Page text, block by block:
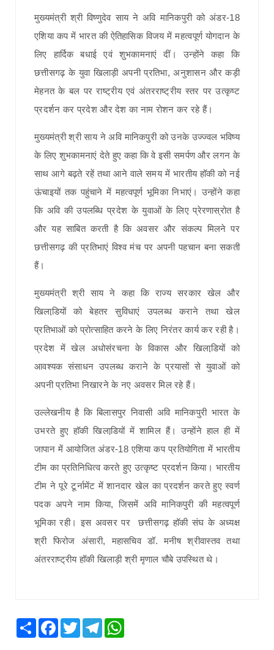
मुख्यमंत्री श्री विष्णुदेव साय ने अवि मानिकपुरी को अंडर-18
एशिया कप में भारत की ऐतिहासिक विजय में महत्वपूर्ण योगदान के
लिए हार्दिक बधाई एवं शुभकामनाएं दीं। उन्होंने कहा कि
छत्तीसगढ़ के युवा खिलाड़ी अपनी प्रतिभा, अनुशासन और कड़ी
मेहनत के बल पर राष्ट्रीय एवं अंतरराष्ट्रीय स्तर पर उत्कृष्ट
प्रदर्शन कर प्रदेश और देश का नाम रोशन कर रहे हैं।
मुख्यमंत्री श्री साय ने अवि मानिकपुरी को उनके उज्ज्वल भविष्य
के लिए शुभकामनाएं देते हुए कहा कि वे इसी समर्पण और लगन के
साथ आगे बढ़ते रहें तथा आने वाले समय में भारतीय हॉकी को नई
ऊंचाइयों तक पहुंचाने में महत्वपूर्ण भूमिका निभाएं। उन्होंने कहा
कि अवि की उपलब्धि प्रदेश के युवाओं के लिए प्रेरणास्रोत है
और यह साबित करती है कि अवसर और संकल्प मिलने पर
छत्तीसगढ़ की प्रतिभाएं विश्व मंच पर अपनी पहचान बना सकती
हैं।
मुख्यमंत्री श्री साय ने कहा कि राज्य सरकार खेल और
खिलाडि़यों को बेहतर सुविधाएं उपलब्ध कराने तथा खेल
प्रतिभाओं को प्रोत्साहित करने के लिए निरंतर कार्य कर रही है।
प्रदेश में खेल अधोसंरचना के विकास और खिलाडि़यों को
आवश्यक संसाधन उपलब्ध कराने के प्रयासों से युवाओं को
अपनी प्रतिभा निखारने के नए अवसर मिल रहे हैं।
उल्लेखनीय है कि बिलासपुर निवासी अवि मानिकपुरी भारत के
उभरते हुए हॉकी खिलाडि़यों में शामिल हैं। उन्होंने हाल ही में
जापान में आयोजित अंडर-18 एशिया कप प्रतियोगिता में भारतीय
टीम का प्रतिनिधित्व करते हुए उत्कृष्ट प्रदर्शन किया। भारतीय
टीम ने पूरे टूर्नामेंट में शानदार खेल का प्रदर्शन करते हुए स्वर्ण
पदक अपने नाम किया, जिसमें अवि मानिकपुरी की महत्वपूर्ण
भूमिका रही। इस अवसर पर छत्तीसगढ़ हॉकी संघ के अध्यक्ष
श्री फिरोज अंसारी, महासचिव डॉ. मनीष श्रीवास्तव तथा
अंतरराष्ट्रीय हॉकी खिलाड़ी श्री मृणाल चौबे उपस्थित थे।
Share Facebook
TwitterTelegram